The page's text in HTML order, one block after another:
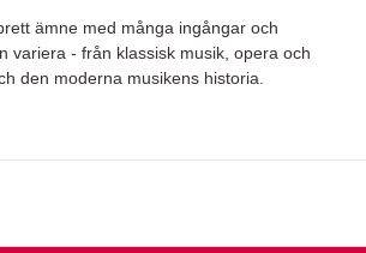
ämne med många ingångar och
variera - från klassisk musik, opera och
den moderna musikens historia.